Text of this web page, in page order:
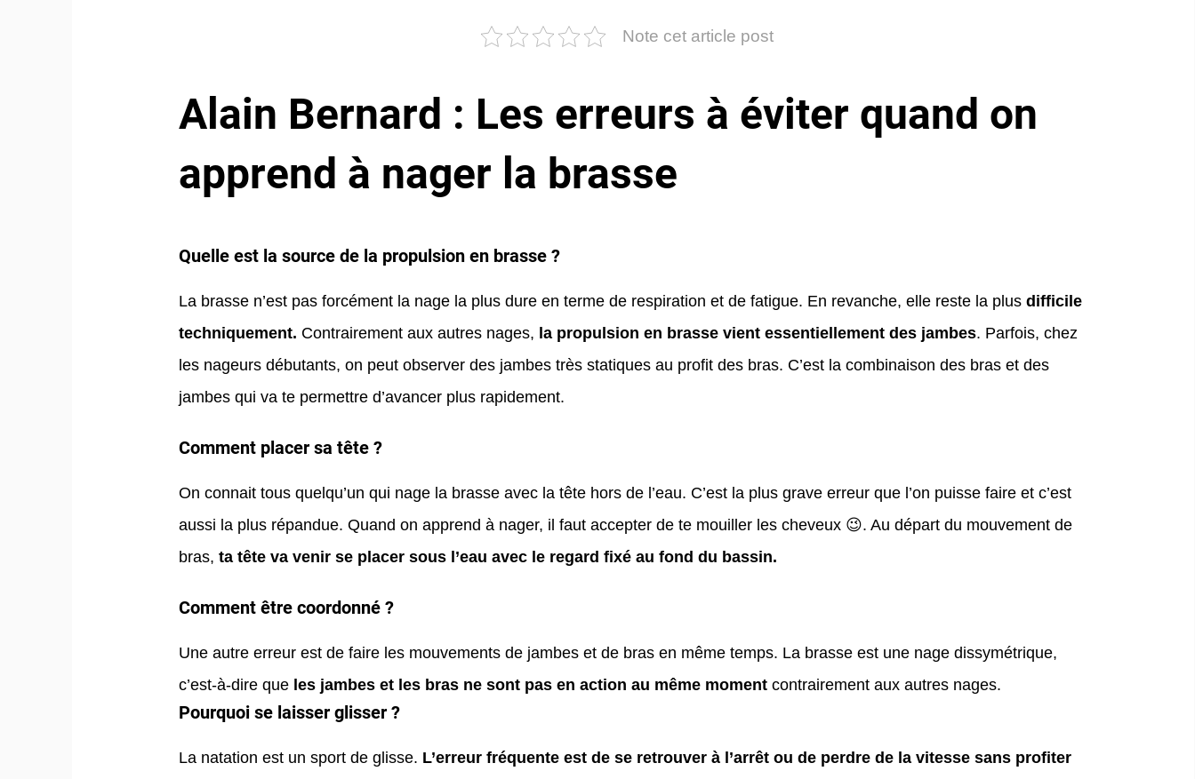
Note cet article post
Alain Bernard : Les erreurs à éviter quand on
apprend à nager la brasse
Quelle est la source de la propulsion en brasse ?
La brasse n’est pas forcément la nage la plus dure en terme de respiration et de fatigue. En revanche, elle reste la plusdifficile
techniquement. ​Contrairement aux autres nages, la propulsion en brasse vient essentiellement des jambes. Parfois, chez
les nageurs débutants, on peut observer des jambes très statiques au profit des bras. C’est la combinaison des bras et des
jambes qui va te permettre d’avancer plus rapidement.
Comment placer sa tête ?
On connait tous quelqu’un qui nage la brasse avec la tête hors de l’eau. C’est la plus grave erreur que l’on puisse faire et c’est
aussi la plus répandue. Quand on apprend à nager, il faut accepter de te mouiller les cheveux 😉. Au départ du mouvement de
bras,ta tête va venir se placer sous l’eau avec le regard fixé au fond du bassin.
​Comment être coordonné ?
Une autre erreur est de faire les mouvements de jambes et de bras en même temps. La brasse est une nage dissymétrique,
c’est-à-dire que les jambes et les bras ne sont pas en action au même moment contrairement aux autres nages.
​Pourquoi se laisser glisser ?
La natation est un sport de glisse. L’erreur fréquente est de se retrouver à l’arrêt ou de perdre de la vitesse sans profiter